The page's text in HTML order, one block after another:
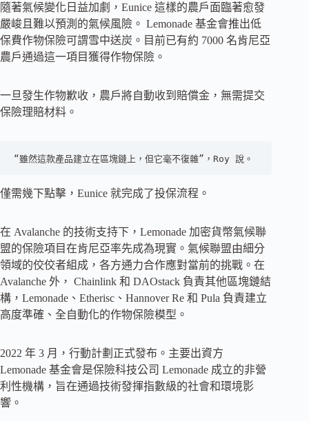
隨著氣候變化日益加劇，Eunice 這樣的農戶面臨著愈發
嚴峻且難以預測的氣候風險。 Lemonade 基金會推出低
保費作物保險可謂雪中送炭。目前已有約 7000 名肯尼亞
農戶通過這一項目獲得作物保險。
一旦發生作物歉收，農戶將自動收到賠償金，無需提交
保險理賠材料。
“雖然這款產品建立在區塊鏈上，但它毫不復雜”，Roy 說。
僅需幾下點擊，Eunice 就完成了投保流程。
在 Avalanche 的技術支持下，Lemonade 加密貨幣氣候聯
盟的保險項目在肯尼亞率先成為現實。氣候聯盟由細分
領域的佼佼者組成，各方通力合作應對當前的挑戰。在
Avalanche 外， Chainlink 和 DAOstack 負責其他區塊鏈結
構，Lemonade、Etherisc、Hannover Re 和 Pula 負責建立
高度準確、全自動化的作物保險模型。
2022 年 3 月，行動計劃正式發布。主要出資方
Lemonade 基金會是保險科技公司 Lemonade 成立的非營
利性機構，旨在通過技術發揮指數級的社會和環境影
響。